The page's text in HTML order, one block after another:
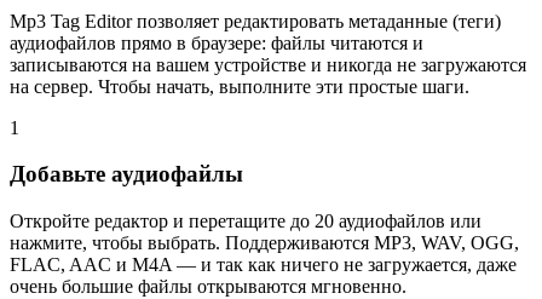
Mp3 Tag Editor позволяет редактировать метаданные (теги)
аудиофайлов прямо в браузере: файлы читаются и
записываются на вашем устройстве и никогда не загружаются
на сервер. Чтобы начать, выполните эти простые шаги.
1
Добавьте аудиофайлы
Откройте редактор и перетащите до 20 аудиофайлов или
нажмите, чтобы выбрать. Поддерживаются MP3, WAV, OGG,
FLAC, AAC и M4A — и так как ничего не загружается, даже
очень большие файлы открываются мгновенно.